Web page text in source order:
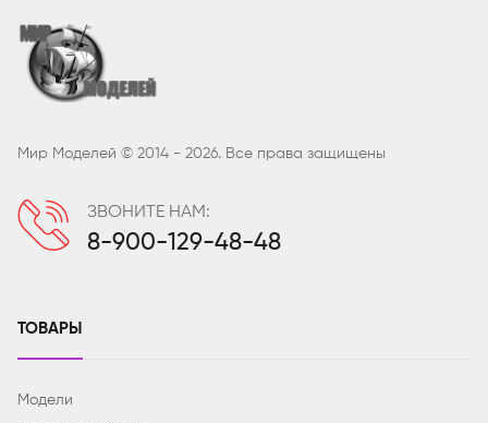
Мир Моделей © 2014 - 2026. Все права защищены
ЗВОНИТЕ НАМ:
8-900-129-48-48
ТОВАРЫ
Модели